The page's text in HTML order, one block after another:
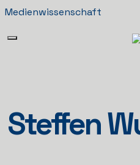
Medienwissenschaft
Steffen